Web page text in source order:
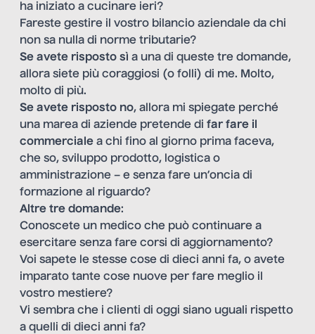
ha iniziato a cucinare ieri?
Fareste gestire il vostro bilancio aziendale da chi
non sa nulla di norme tributarie?
Se avete risposto sì a una di queste tre domande,
allora siete più coraggiosi (o folli) di me. Molto,
molto di più.
Se avete risposto no, allora mi spiegate perché
una marea di aziende pretende di far fare il
commerciale a chi fino al giorno prima faceva,
che so, sviluppo prodotto, logistica o
amministrazione – e senza fare un’oncia di
formazione al riguardo?
Altre tre domande:
Conoscete un medico che può continuare a
esercitare senza fare corsi di aggiornamento?
Voi sapete le stesse cose di dieci anni fa, o avete
imparato tante cose nuove per fare meglio il
vostro mestiere?
Vi sembra che i clienti di oggi siano uguali rispetto
a quelli di dieci anni fa?